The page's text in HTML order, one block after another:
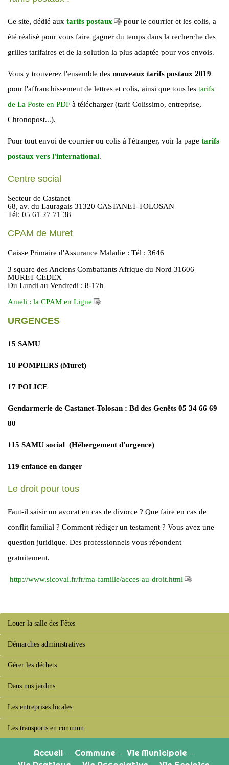
Ce site, dédié aux tarifs postaux
pour le courrier et les colis, a
été réalisé pour vous faire gagner du temps dans la recherche des
grilles tarifaires et de la solution la plus adaptée pour vos envois.
Vous y trouverez l'ensemble des nouveaux tarifs postaux 2019
pour l'affranchissement de lettres et colis, ainsi que tous les tarifs
de La Poste en PDF à télécharger (tarif Colissimo, entreprise,
Chronopost...).
Pour tout envoi de courrier ou colis à l'étranger, voir la page tarifs
postaux vers l'international.
Centre social
Secteur de Castanet
68, av. du Lauragais 31320 CASTANET-TOLOSAN
Tél: 05 61 27 71 38
CPAM de Muret
Caisse Primaire d'Assurance Maladie : Tél : 3646
3 square des Anciens Combattants Afrique du Nord 31606
MURET CEDEX
Du Lundi au Vendredi : 8-17h
Ameli : la CPAM en Ligne
URGENCES
15 SAMU
18 POMPIERS (Muret)
17 POLICE
Gendarmerie de Castanet-Tolosan : Bd des Genêts 05 34 66 69
80
115 SAMU social (Hébergement d'urgence)
119 enfance en danger
Le droit pour tous
Faut-il saisir un avocat en cas de divorce ? Que faire en cas de
conflit familial ? Comment rédiger un testament ? Vous avez une
question juridique. Des professionnels vous répondent
gratuitement.
http://www.sicoval.fr/fr/ma-famille/acces-au-droit.html
Louer la salle des Fêtes
Démarches administratives
Gérer les déchets
Dans nos jardins
Les entreprises locales
Les transports en commun
Accueil - Commune - Vie Municipale -